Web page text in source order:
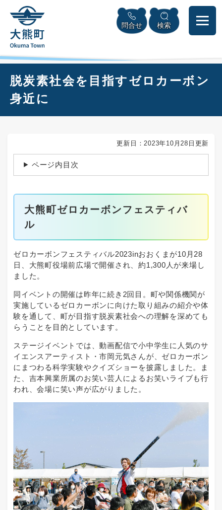
頭
メニューを飛ばして本文へ
問合せ 検索
脱炭素社会を目指すゼロカーボン
身近に
更新日：2023年10月28日更新
ページ内目次
大熊町ゼロカーボンフェスティバ
ル
ゼロカーボンフェスティバル2023inおおくまが10月28
日、大熊町役場前広場で開催され、約1,300人が来場し
ました。
同イベントの開催は昨年に続き2回目。町や関係機関が
実施しているゼロカーボンに向けた取り組みの紹介や体
験を通して、町が目指す脱炭素社会への理解を深めても
らうことを目的としています。
ステージイベントでは、動画配信で小中学生に人気のサ
イエンスアーティスト・市岡元気さんが、ゼロカーボン
にまつわる科学実験やクイズショーを披露しました。ま
た、吉本興業所属のお笑い芸人によるお笑いライブも行
われ、会場に笑い声が広がりました。